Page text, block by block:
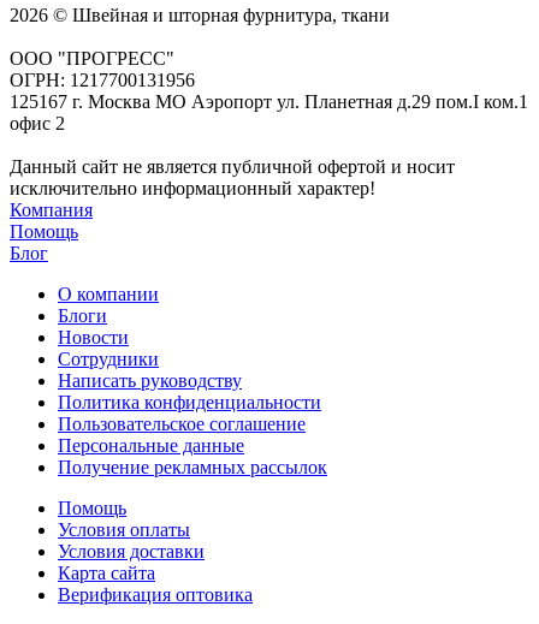
2026 © Швейная и шторная фурнитура, ткани
ООО "ПРОГРЕСС"
ОГРН: 1217700131956
125167 г. Москва МО Аэропорт ул. Планетная д.29 пом.I ком.1
офис 2
Данный сайт не является публичной офертой и носит
исключительно информационный характер!
Компания
Помощь
Блог
О компании
Блоги
Новости
Сотрудники
Написать руководству
Политика конфиденциальности
Пользовательское соглашение
Персональные данные
Получение рекламных рассылок
Помощь
Условия оплаты
Условия доставки
Карта сайта
Верификация оптовика